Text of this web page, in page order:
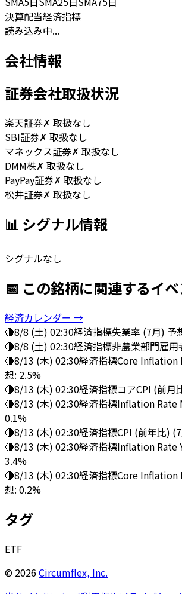
決算配当経済指標
読み込み中...
会社情報
証券会社取扱状況
楽天証券✗ 取扱なし
SBI証券✗ 取扱なし
マネックス証券✗ 取扱なし
DMM株✗ 取扱なし
PayPay証券✗ 取扱なし
松井証券✗ 取扱なし
📊 シグナル情報
シグナルなし
📅 この銘柄に関連するイ
経済カレンダー →
🔴8/8 (土) 02:30経済指標失業率 (7月) 予
🔴8/8 (土) 02:30経済指標非農業部門雇
🔴8/13 (木) 02:30経済指標Core Inflation
想: 2.5%
🔴8/13 (木) 02:30経済指標コアCPI (前月
🔴8/13 (木) 02:30経済指標Inflation Rate
0.1%
🔴8/13 (木) 02:30経済指標CPI (前年比)
🔴8/13 (木) 02:30経済指標Inflation Rate
3.4%
🔴8/13 (木) 02:30経済指標Core Inflation
想: 0.2%
タグ
ETF
© 2026Circumflex, Inc.